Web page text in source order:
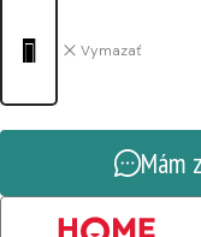
Vymazať
Mám